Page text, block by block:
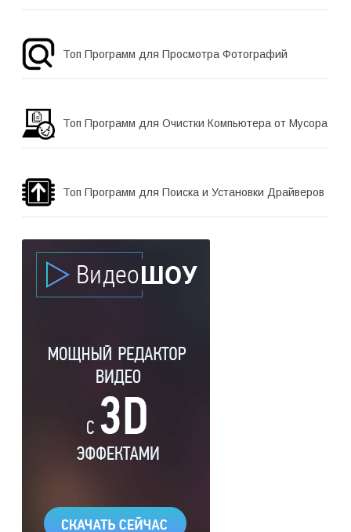
Топ Программ для Просмотра Фотографий
Топ Программ для Очистки Компьютера от Мусора
Топ Программ для Поиска и Установки Драйверов